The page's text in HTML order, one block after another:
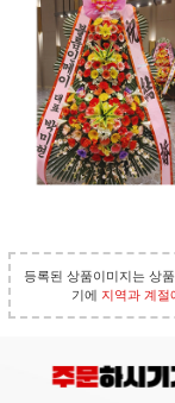
등록된 상품이미지는 상
기에 지역과 계절